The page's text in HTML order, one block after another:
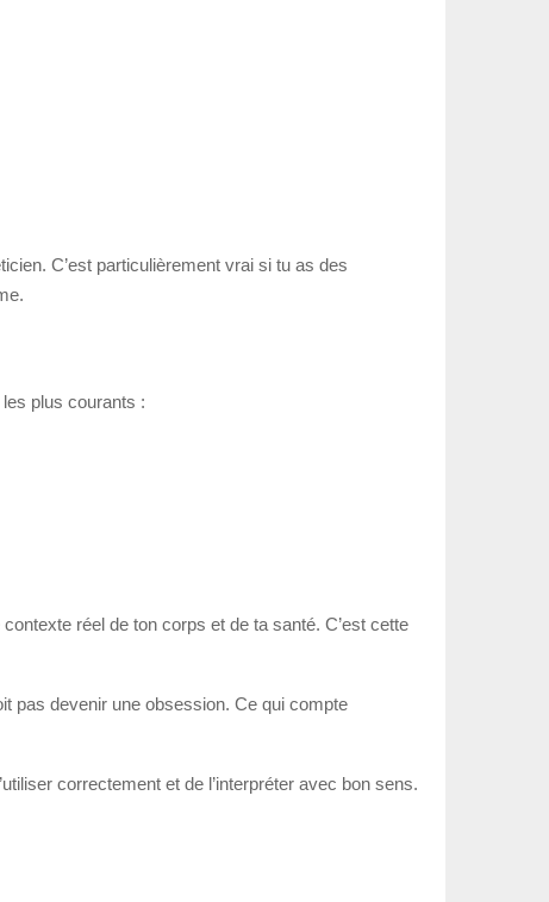
C’est particulièrement vrai si tu as des
plus courants :
réel de ton corps et de ta santé. C’est cette
pas devenir une obsession. Ce qui compte
correctement et de l’interpréter avec bon sens.